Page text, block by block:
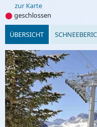
zur Karte
⬤ geschlossen
ÜBERSICHT